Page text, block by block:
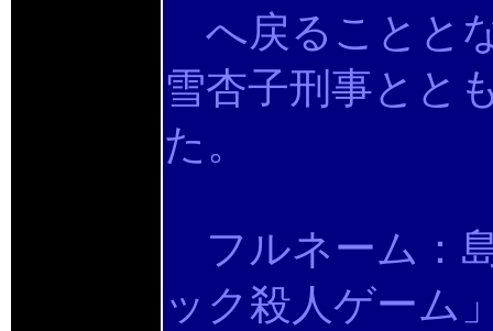
へ戻ることと
雪杏子刑事とと
た。
フルネーム：
ック殺人ゲーム